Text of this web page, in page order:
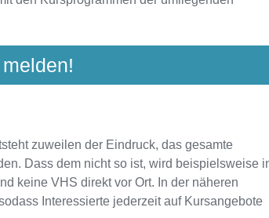
zuweilen der Eindruck, das gesamte
Dass dem nicht so ist, wird beispielsweise
keine VHS direkt vor Ort. In der näheren
Interessierte jederzeit auf Kursangebote